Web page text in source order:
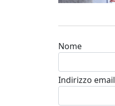
Nome
Indirizzo email